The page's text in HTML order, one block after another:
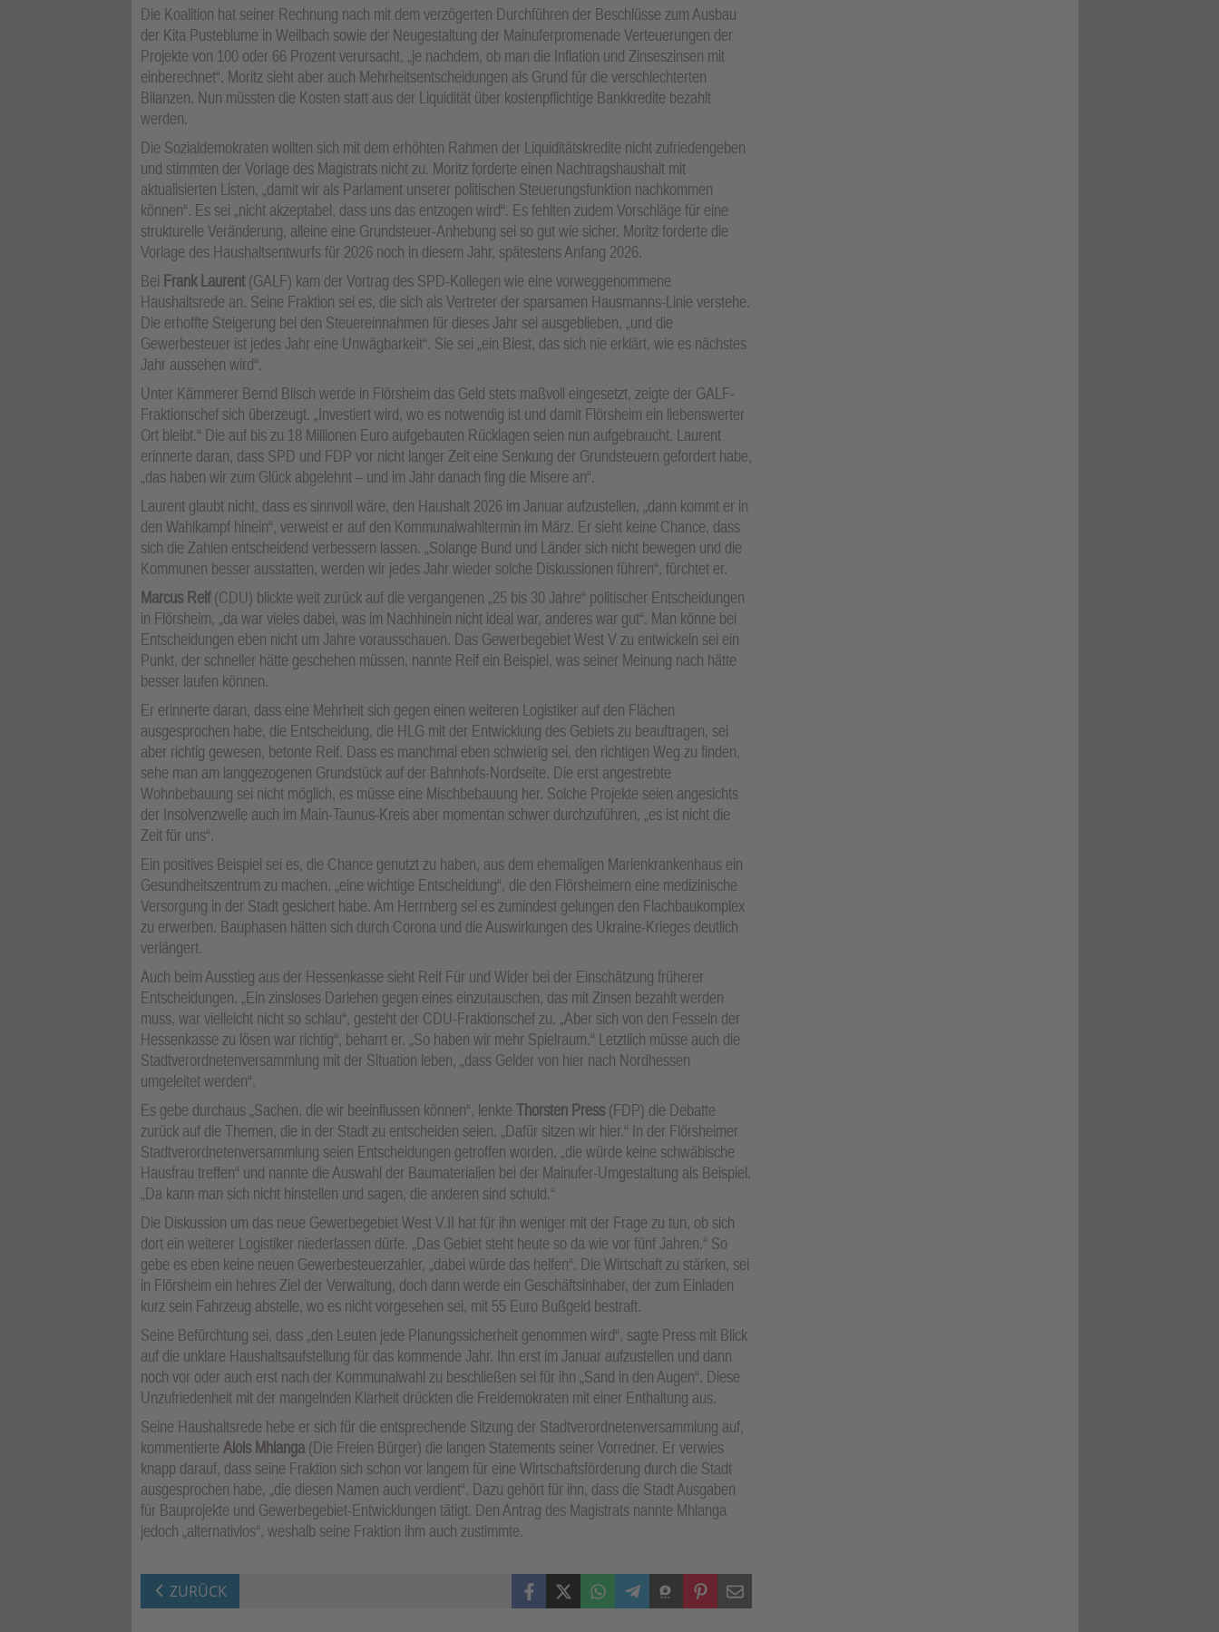
Die Koalition hat seiner Rechnung nach mit dem verzögerten Durchführen der Beschlüsse zum Ausbau
der Kita Pusteblume in Weilbach sowie der Neugestaltung der Mainuferpromenade Verteuerungen der
Projekte von 100 oder 66 Prozent verursacht, „je nachdem, ob man die Inflation und Zinseszinsen mit
einberechnet“. Moritz sieht aber auch Mehrheitsentscheidungen als Grund für die verschlechterten
Bilanzen. Nun müssten die Kosten statt aus der Liquidität über kostenpflichtige Bankkredite bezahlt
werden.
Die Sozialdemokraten wollten sich mit dem erhöhten Rahmen der Liquiditätskredite nicht zufriedengeben
und stimmten der Vorlage des Magistrats nicht zu. Moritz forderte einen Nachtragshaushalt mit
aktualisierten Listen, „damit wir als Parlament unserer politischen Steuerungsfunktion nachkommen
können“. Es sei „nicht akzeptabel, dass uns das entzogen wird“. Es fehlten zudem Vorschläge für eine
strukturelle Veränderung, alleine eine Grundsteuer-Anhebung sei so gut wie sicher. Moritz forderte die
Vorlage des Haushaltsentwurfs für 2026 noch in diesem Jahr, spätestens Anfang 2026.
Bei Frank Laurent(GALF) kam der Vortrag des SPD-Kollegen wie eine vorweggenommene
Haushaltsrede an. Seine Fraktion sei es, die sich als Vertreter der sparsamen Hausmanns-Linie verstehe.
Die erhoffte Steigerung bei den Steuereinnahmen für dieses Jahr sei ausgeblieben, „und die
Gewerbesteuer ist jedes Jahr eine Unwägbarkeit“. Sie sei „ein Biest, das sich nie erklärt, wie es nächstes
Jahr aussehen wird“.
Unter Kämmerer Bernd Blisch werde in Flörsheim das Geld stets maßvoll eingesetzt, zeigte der GALF-
Fraktionschef sich überzeugt. „Investiert wird, wo es notwendig ist und damit Flörsheim ein liebenswerter
Ort bleibt.“ Die auf bis zu 18 Millionen Euro aufgebauten Rücklagen seien nun aufgebraucht. Laurent
erinnerte daran, dass SPD und FDP vor nicht langer Zeit eine Senkung der Grundsteuern gefordert habe,
„das haben wir zum Glück abgelehnt – und im Jahr danach fing die Misere an“.
Laurent glaubt nicht, dass es sinnvoll wäre, den Haushalt 2026 im Januar aufzustellen, „dann kommt er in
den Wahlkampf hinein“, verweist er auf den Kommunalwahltermin im März. Er sieht keine Chance, dass
sich die Zahlen entscheidend verbessern lassen. „Solange Bund und Länder sich nicht bewegen und die
Kommunen besser ausstatten, werden wir jedes Jahr wieder solche Diskussionen führen“, fürchtet er.
Marcus Reif(CDU) blickte weit zurück auf die vergangenen „25 bis 30 Jahre“ politischer Entscheidungen
in Flörsheim, „da war vieles dabei, was im Nachhinein nicht ideal war, anderes war gut“. Man könne bei
Entscheidungen eben nicht um Jahre vorausschauen. Das Gewerbegebiet West V zu entwickeln sei ein
Punkt, der schneller hätte geschehen müssen, nannte Reif ein Beispiel, was seiner Meinung nach hätte
besser laufen können.
Er erinnerte daran, dass eine Mehrheit sich gegen einen weiteren Logistiker auf den Flächen
ausgesprochen habe, die Entscheidung, die HLG mit der Entwicklung des Gebiets zu beauftragen, sei
aber richtig gewesen, betonte Reif. Dass es manchmal eben schwierig sei, den richtigen Weg zu finden,
sehe man am langgezogenen Grundstück auf der Bahnhofs-Nordseite. Die erst angestrebte
Wohnbebauung sei nicht möglich, es müsse eine Mischbebauung her. Solche Projekte seien angesichts
der Insolvenzwelle auch im Main-Taunus-Kreis aber momentan schwer durchzuführen, „es ist nicht die
Zeit für uns“.
Ein positives Beispiel sei es, die Chance genutzt zu haben, aus dem ehemaligen Marienkrankenhaus ein
Gesundheitszentrum zu machen, „eine wichtige Entscheidung“, die den Flörsheimern eine medizinische
Versorgung in der Stadt gesichert habe. Am Herrnberg sei es zumindest gelungen den Flachbaukomplex
zu erwerben. Bauphasen hätten sich durch Corona und die Auswirkungen des Ukraine-Krieges deutlich
verlängert.
Auch beim Ausstieg aus der Hessenkasse sieht Reif Für und Wider bei der Einschätzung früherer
Entscheidungen. „Ein zinsloses Darlehen gegen eines einzutauschen, das mit Zinsen bezahlt werden
muss, war vielleicht nicht so schlau“, gesteht der CDU-Fraktionschef zu. „Aber sich von den Fesseln der
Hessenkasse zu lösen war richtig“, beharrt er. „So haben wir mehr Spielraum.“ Letztlich müsse auch die
Stadtverordnetenversammlung mit der Situation leben, „dass Gelder von hier nach Nordhessen
umgeleitet werden“.
Es gebe durchaus „Sachen, die wir beeinflussen können“, lenkte Thorsten Press (FDP) die Debatte
zurück auf die Themen, die in der Stadt zu entscheiden seien. „Dafür sitzen wir hier.“ In der Flörsheimer
Stadtverordnetenversammlung seien Entscheidungen getroffen worden, „die würde keine schwäbische
Hausfrau treffen“ und nannte die Auswahl der Baumaterialien bei der Mainufer-Umgestaltung als Beispiel.
„Da kann man sich nicht hinstellen und sagen, die anderen sind schuld.“
Die Diskussion um das neue Gewerbegebiet West V.II hat für ihn weniger mit der Frage zu tun, ob sich
dort ein weiterer Logistiker niederlassen dürfe. „Das Gebiet steht heute so da wie vor fünf Jahren.“ So
gebe es eben keine neuen Gewerbesteuerzahler, „dabei würde das helfen“. Die Wirtschaft zu stärken, sei
in Flörsheim ein hehres Ziel der Verwaltung, doch dann werde ein Geschäftsinhaber, der zum Einladen
kurz sein Fahrzeug abstelle, wo es nicht vorgesehen sei, mit 55 Euro Bußgeld bestraft.
Seine Befürchtung sei, dass „den Leuten jede Planungssicherheit genommen wird“, sagte Press mit Blick
auf die unklare Haushaltsaufstellung für das kommende Jahr. Ihn erst im Januar aufzustellen und dann
noch vor oder auch erst nach der Kommunalwahl zu beschließen sei für ihn „Sand in den Augen“. Diese
Unzufriedenheit mit der mangelnden Klarheit drückten die Freidemokraten mit einer Enthaltung aus.
Seine Haushaltsrede hebe er sich für die entsprechende Sitzung der Stadtverordnetenversammlung auf,
kommentierte Alois Mhlanga(Die Freien Bürger) die langen Statements seiner Vorredner. Er verwies
knapp darauf, dass seine Fraktion sich schon vor langem für eine Wirtschaftsförderung durch die Stadt
ausgesprochen habe, „die diesen Namen auch verdient“. Dazu gehört für ihn, dass die Stadt Ausgaben
für Bauprojekte und Gewerbegebiet-Entwicklungen tätigt. Den Antrag des Magistrats nannte Mhlanga
jedoch „alternativlos“, weshalb seine Fraktion ihm auch zustimmte.
ZURÜCK FacebookX (Twitter)WhatsAppTelegramThreemaPinterestMail